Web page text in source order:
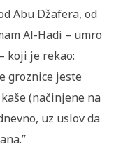
Abu Džafera, od
Al-Hadi – umro
koji je rekao:
groznice jeste
(načinjene na
uz uslov da